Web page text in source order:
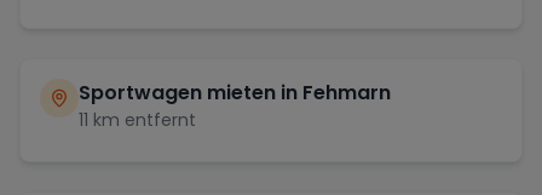
Sportwagen mieten in Fehmarn
11 km entfernt